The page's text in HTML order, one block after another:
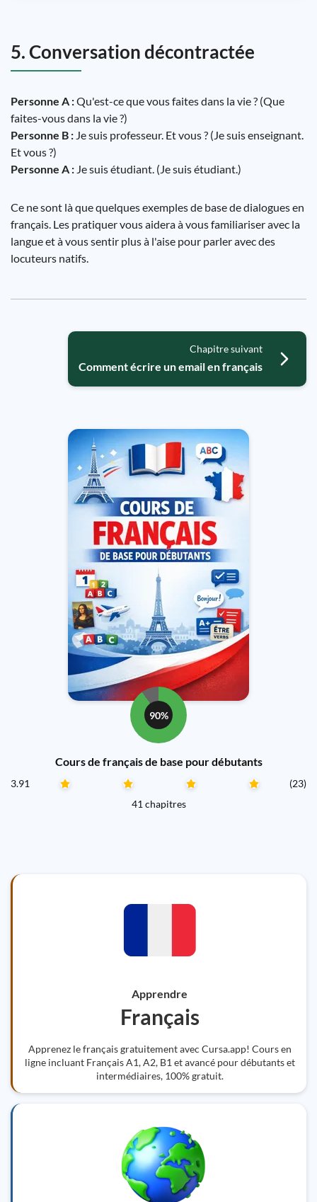
5. Conversation décontractée
Personne A :Qu'est-ce que vous faites dans la vie ? (Que
faites-vous dans la vie ?)
Personne B : Je suis professeur. Et vous ? (Je suis enseignant.
Et vous ?)
Personne A : Je suis étudiant. (Je suis étudiant.)
Ce ne sont là que quelques exemples de base de dialogues en
français. Les pratiquer vous aidera à vous familiariser avec la
langue et à vous sentir plus à l'aise pour parler avec des
locuteurs natifs.
Chapitre suivant
Comment écrire un email en français
90%
Cours de français de base pour débutants
3.91
(23)
41 chapitres
Apprendre
Français
Apprenez le français gratuitement avec Cursa.app! Cours en
ligne incluant Français A1, A2, B1 et avancé pour débutants et
intermédiaires, 100% gratuit.